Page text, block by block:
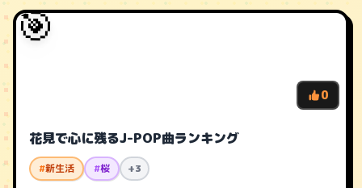
🎯
0
花見で心に残るJ-POP曲ランキング
#新生活 #桜 +3